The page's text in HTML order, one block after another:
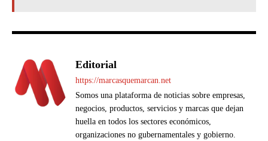
Editorial
https://marcasquemarcan.net
Somos una plataforma de noticias sobre empresas,
negocios, productos, servicios y marcas que dejan
huella en todos los sectores económicos,
organizaciones no gubernamentales y gobierno.